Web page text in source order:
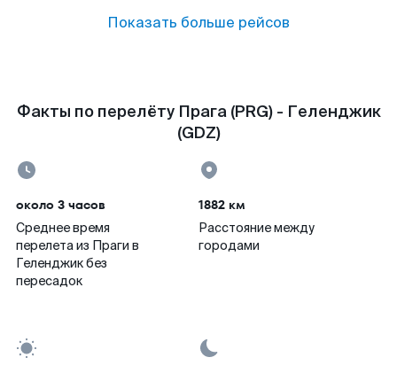
Показать больше рейсов
Факты по перелёту Прага (PRG) - Геленджик
(GDZ)
около 3 часов
Среднее время
перелета из Праги в
Геленджик без
пересадок
1882 км
Расстояние между
городами